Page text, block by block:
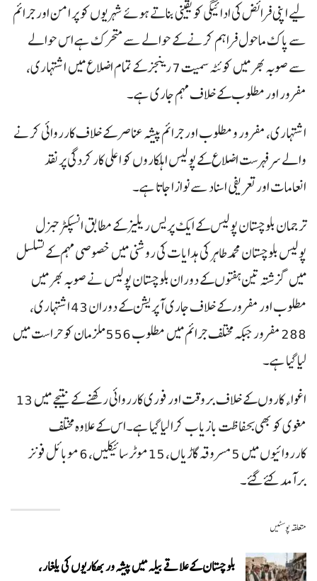
لیے اپنی فرائض کی ادائیگی کو یقینی بناتے ہوئے شہریوں کو پر امن اور جرائم
سے پاک ماحول فراہم کرنے کے حوالے سے متحرک ہے اس حوالے
سے صوبہ بھر میں کوئٹہ سمیت 7 رینجز کے تمام اضلاع میں اشتہاری،
مفرور اور مطلوب کے خلاف مہم جاری ہے۔
اشتہاری، مفرور و مطلوب اور جرائم پیشہ عناصر کے خلاف کارروائی کرنے
والے سرفہرست اضلاع کے پولیس اہلکاروں کو اعلی کارکردگی پر نقد
انعامات اور تعریفی اسناد سے نوازا جاتا ہے۔
ترجمان بلوچستان پولیس کے ایک پریس ریلیز کے مطابق انسپکٹر جنرل
پولیس بلوچستان محمد طاہر کی ہدایات کی روشنی میں خصوصی مہم کے تسلسل
میں گزشتہ تین ہفتوں کے دوران بلوچستان پولیس نے صوبہ بھر میں
مطلوب اور مفرور کے خلاف جاری آپریشن کے دوران 43 اشتہاری،
288 مفرور جبکہ مختلف جرائم میں مطلوب 556ملزمان کو حراست میں
لیا گیا ہے۔
اغواء کاروں کے خلاف بروقت اور فوری کارروائی رکھنے کے نتیجے میں 13
مغوی کو بھی بحفاظت بازیاب کرا لیا گیا ہے۔اس کے علاوہ مختلف
کارروائیوں میں 5مسروقہ گاڑیاں، 15موٹر سائیکلیں، 6 موبائل فونز
برآمد کئے گئے۔
متعلقہ پوسٹیں
بلوچستان کے علاقے بیلہ میں پیشہ ور بھکاریوں کی یلغار،